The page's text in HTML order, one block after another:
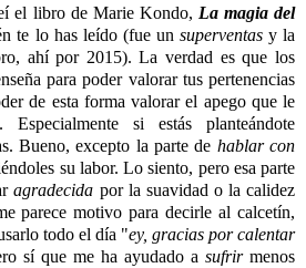
el libro de Marie Kondo, La magia del
te lo has leído (fue un superventasy la
ahí por 2015). La verdad es que los
para poder valorar tus pertenencias
de esta forma valorar el apego que le
Especialmente si estás planteándote
Bueno, excepto la parte de hablar con
su labor. Lo siento, pero esa parte
agradecida por la suavidad o la calidez
parece motivo para decirle al calcetín,
todo el día "ey, gracias por calentar
sí que me ha ayudado a sufrir menos